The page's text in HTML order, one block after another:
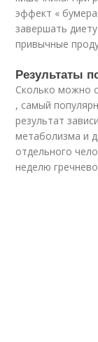
эффект «
завершать
привычные
Результаты
Сколько можно
, самый
результат
метаболизма и
отдельного
неделю